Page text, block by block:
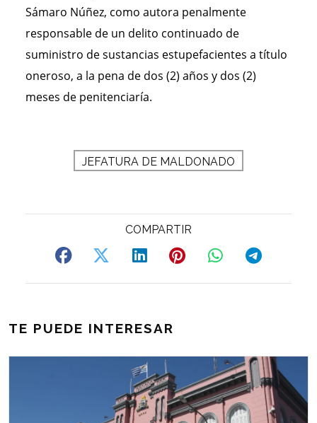
Sámaro Núñez, como autora penalmente
responsable de un delito continuado de
suministro de sustancias estupefacientes a título
oneroso, a la pena de dos (2) años y dos (2)
meses de penitenciaría.
JEFATURA DE MALDONADO
TE PUEDE INTERESAR